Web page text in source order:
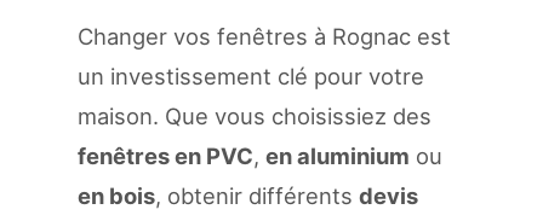
Changer vos fenêtres à Rognac est
un investissement clé pour votre
maison. Que vous choisissiez des
fenêtres en PVC, en aluminium ou
en bois, obtenir différents devis